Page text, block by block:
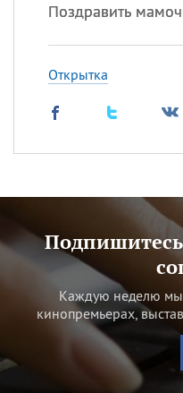
Поздравить
Открытка
Каждую неделю мы
кинопремьерах,